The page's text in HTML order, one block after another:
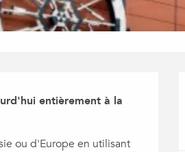
entièrement à la
ou d'Europe en utilisant